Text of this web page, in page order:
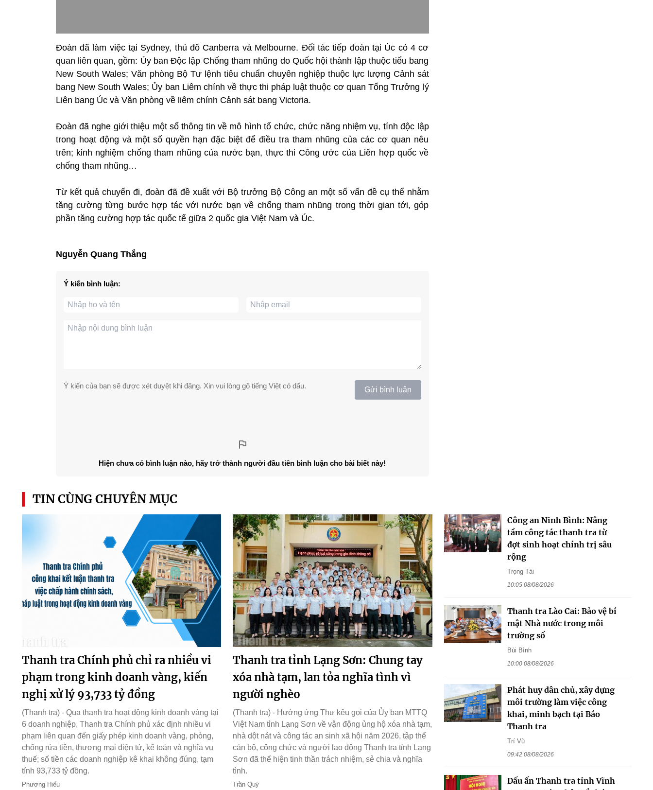
Đoàn đã làm việc tại Sydney, thủ đô Canberra và Melbourne. Đối tác tiếp đoàn tại Úc có 4 cơ
quan liên quan, gồm: Ủy ban Độc lập Chống tham nhũng do Quốc hội thành lập thuộc tiểu bang
New South Wales; Văn phòng Bộ Tư lệnh tiêu chuẩn chuyên nghiệp thuộc lực lượng Cảnh sát
bang New South Wales; Ủy ban Liêm chính về thực thi pháp luật thuộc cơ quan Tổng Trưởng lý
Liên bang Úc và Văn phòng về liêm chính Cảnh sát bang Victoria.
Đoàn đã nghe giới thiệu một số thông tin về mô hình tổ chức, chức năng nhiệm vụ, tính độc lập
trong hoạt động và một số quyền hạn đặc biệt để điều tra tham nhũng của các cơ quan nêu
trên; kinh nghiệm chống tham nhũng của nước bạn, thực thi Công ước của Liên hợp quốc về
chống tham nhũng…
Từ kết quả chuyến đi, đoàn đã đề xuất với Bộ trưởng Bộ Công an một số vấn đề cụ thể nhằm
tăng cường từng bước hợp tác với nước bạn về chống tham nhũng trong thời gian tới, góp
phần tăng cường hợp tác quốc tế giữa 2 quốc gia Việt Nam và Úc.
Nguyễn Quang Thắng
Ý kiến bình luận:
Ý kiến của bạn sẽ được xét duyệt khi đăng. Xin vui lòng gõ tiếng Việt có dấu. Gửi bình luận
Hiện chưa có bình luận nào, hãy trở thành người đầu tiên bình luận cho bài biết này!
TIN CÙNG CHUYÊN MỤC
Thanh tra Chính phủ chỉ ra nhiều vi
phạm trong kinh doanh vàng, kiến
nghị xử lý 93,733 tỷ đồng
(Thanh tra) - Qua thanh tra hoạt động kinh doanh vàng tại
6 doanh nghiệp, Thanh tra Chính phủ xác định nhiều vi
phạm liên quan đến giấy phép kinh doanh vàng, phòng,
chống rửa tiền, thương mại điện tử, kế toán và nghĩa vụ
thuế; số tiền các doanh nghiệp kê khai không đúng, tạm
tính 93,733 tỷ đồng.
Phương Hiếu
Thanh tra tỉnh Lạng Sơn: Chung tay
xóa nhà tạm, lan tỏa nghĩa tình vì
người nghèo
(Thanh tra) - Hưởng ứng Thư kêu gọi của Ủy ban MTTQ
Việt Nam tỉnh Lạng Sơn về vận động ủng hộ xóa nhà tạm,
nhà dột nát và công tác an sinh xã hội năm 2026, tập thể
cán bộ, công chức và người lao động Thanh tra tỉnh Lạng
Sơn đã thể hiện tinh thần trách nhiệm, sẻ chia và nghĩa
tình.
Trần Quý
Công an Ninh Bình: Nâng
tầm công tác thanh tra từ
đợt sinh hoạt chính trị sâu
rộng
Trọng Tài
10:05 08/08/2026
Thanh tra Lào Cai: Bảo vệ bí
mật Nhà nước trong môi
trường số
Bùi Bình
10:00 08/08/2026
Phát huy dân chủ, xây dựng
môi trường làm việc công
khai, minh bạch tại Báo
Thanh tra
Trí Vũ
09:42 08/08/2026
Dấu ấn Thanh tra tỉnh Vĩnh